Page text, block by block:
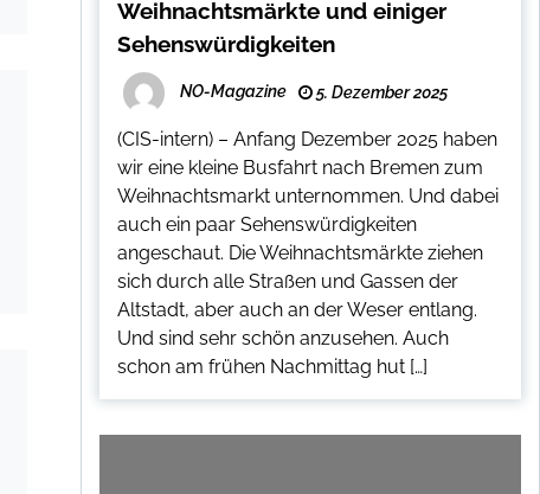
Weihnachtsmärkte und einiger
Sehenswürdigkeiten
NO-Magazine 5. Dezember 2025
(CIS-intern) – Anfang Dezember 2025 haben
wir eine kleine Busfahrt nach Bremen zum
Weihnachtsmarkt unternommen. Und dabei
auch ein paar Sehenswürdigkeiten
angeschaut. Die Weihnachtsmärkte ziehen
sich durch alle Straßen und Gassen der
Altstadt, aber auch an der Weser entlang.
Und sind sehr schön anzusehen. Auch
schon am frühen Nachmittag hut […]